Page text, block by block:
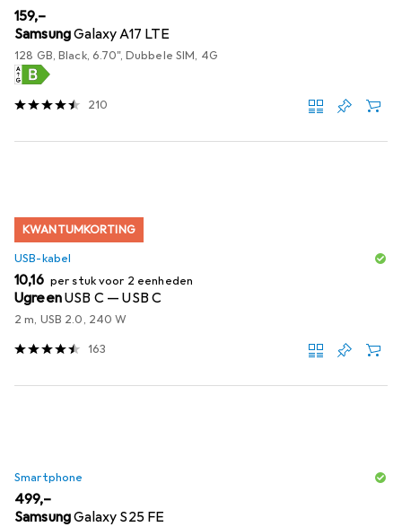
EUR
159,–
SamsungGalaxy A17 LTE
128 GB, Black, 6.70", Dubbele SIM, 4G
210
KWANTUMKORTING
USB-kabel
EUR
10,16 per stuk voor 2 eenheden
UgreenUSB C — USB C
2 m, USB 2.0, 240 W
163
Smartphone
EUR
499,–
SamsungGalaxy S25 FE